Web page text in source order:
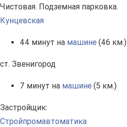
Чистовая. Подземная парковка.
Кунцевская
44 минут на машине (46 км.)
ст. Звенигород
7 минут на машине (5 км.)
Застройщик:
Стройпромавтоматика